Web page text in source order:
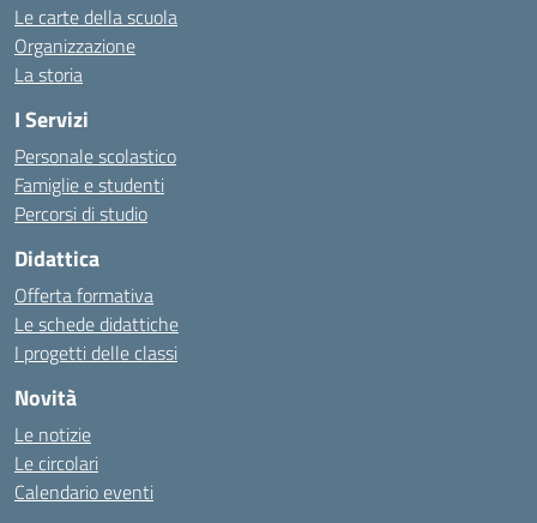
Le carte della scuola
Organizzazione
La storia
I Servizi
Personale scolastico
Famiglie e studenti
Percorsi di studio
Didattica
Offerta formativa
Le schede didattiche
I progetti delle classi
Novità
Le notizie
Le circolari
Calendario eventi